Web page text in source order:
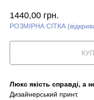
1440,00 грн.
РОЗМІРНА СІТКА
Люкс якість справді, а
Дизайнерський принт.